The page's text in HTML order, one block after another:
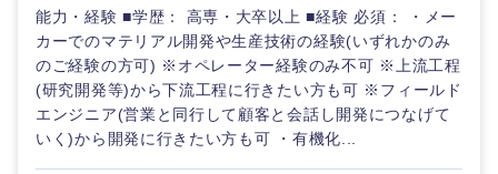
能力・経験 ■学歴： 高専・大卒以上 ■経験 必須： ・メー
カーでのマテリアル開発や生産技術の経験(いずれかのみ
のご経験の方可) ※オペレーター経験のみ不可 ※上流工程
(研究開発等)から下流工程に行きたい方も可 ※フィールド
エンジニア(営業と同行して顧客と会話し開発につなげて
いく)から開発に行きたい方も可 ・有機化...